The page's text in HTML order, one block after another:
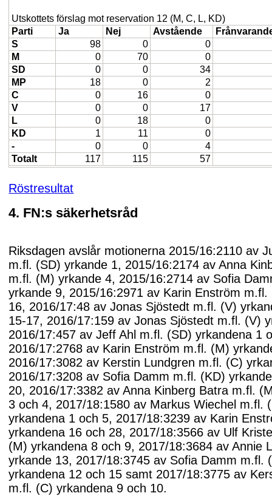
Utskottets förslag mot reservation 12 (M, C, L, KD)
Parti
Ja Nej Avstående
S
98 0
0
M
0 70
0
SD
0 0
34
MP
18 0
2
C
0 16
0
V
0 0
17
L
0 18
0
KD
1 11
0
-
0 0
4
Totalt
117 115 57
Röstresultat
4. FN:s säkerhetsråd
Riksdagen avslår motionerna 2015/16:2110 av
m.fl. (SD) yrkande 1, 2015/16:2174 av Anna
m.fl. (M) yrkande 4, 2015/16:2714 av Sofia
yrkande 9, 2015/16:2971 av Karin Enström
16, 2016/17:48 av Jonas Sjöstedt m.fl. (V)
15-17, 2016/17:159 av Jonas Sjöstedt m.fl. (V)
2016/17:457 av Jeff Ahl m.fl. (SD) yrkandena 1
2016/17:2768 av Karin Enström m.fl. (M)
2016/17:3082 av Kerstin Lundgren m.fl. (C)
2016/17:3208 av Sofia Damm m.fl. (KD)
20, 2016/17:3382 av Anna Kinberg Batra m.fl.
3 och 4, 2017/18:1580 av Markus Wiechel m.fl.
yrkandena 1 och 5, 2017/18:3239 av Karin
yrkandena 16 och 28, 2017/18:3566 av Ulf
(M) yrkandena 8 och 9, 2017/18:3684 av Annie
yrkande 13, 2017/18:3745 av Sofia Damm m.fl.
yrkandena 12 och 15 samt 2017/18:3775 av
m.fl. (C) yrkandena 9 och 10.